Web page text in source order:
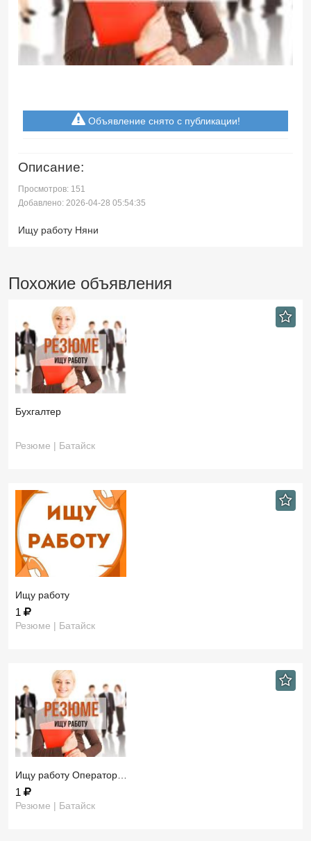
Объявление снято с публикации!
Описание:
Просмотров: 151
Добавлено: 2026-04-28 05:54:35
Ищу работу Няни
Похожие объявления
Бухгалтер
Резюме | Батайск
Ищу работу
1
Резюме | Батайск
Ищу работу Оператор…
1
Резюме | Батайск